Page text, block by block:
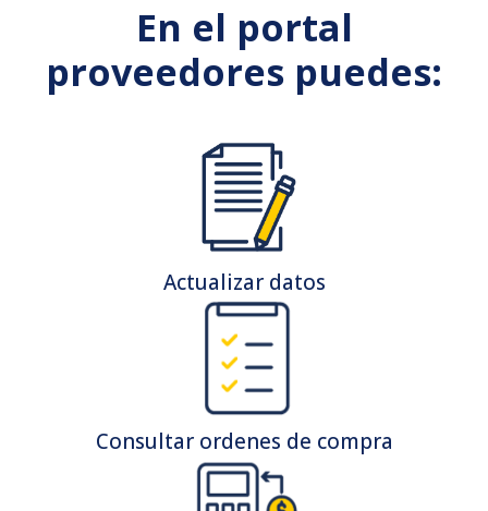
En el portal
proveedores puedes:
Actualizar datos
Consultar ordenes de compra